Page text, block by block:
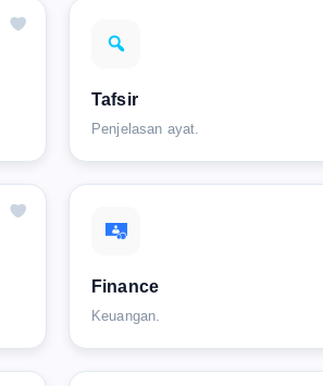
Tafsir
Penjelasan ayat.
Finance
Keuangan.